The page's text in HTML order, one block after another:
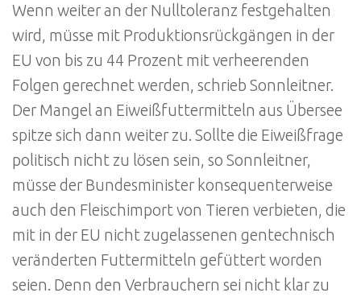
Wenn weiter an der Nulltoleranz festgehalten
wird, müsse mit Produktionsrückgängen in der
EU von bis zu 44 Prozent mit verheerenden
Folgen gerechnet werden, schrieb Sonnleitner.
Der Mangel an Eiweißfuttermitteln aus Übersee
spitze sich dann weiter zu. Sollte die Eiweißfrage
politisch nicht zu lösen sein, so Sonnleitner,
müsse der Bundesminister konsequenterweise
auch den Fleischimport von Tieren verbieten, die
mit in der EU nicht zugelassenen gentechnisch
veränderten Futtermitteln gefüttert worden
seien. Denn den Verbrauchern sei nicht klar zu